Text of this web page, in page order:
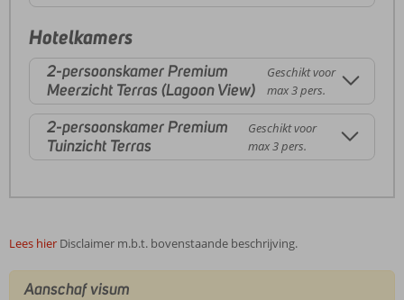
Hotelkamers
2-persoonskamer Premium
Meerzicht Terras (Lagoon View)
Geschikt voor
max 3 pers.
2-persoonskamer Premium
Tuinzicht Terras
Geschikt voor
max 3 pers.
Lees hier Disclaimer m.b.t. bovenstaande beschrijving.
Aanschaf visum